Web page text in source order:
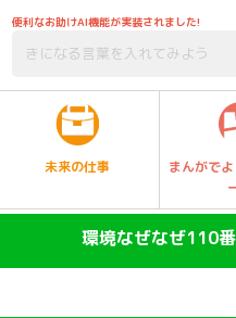
便利なお助けAI機能が実装されました!
未来の仕事
まんがで
環境なぜなぜ110番